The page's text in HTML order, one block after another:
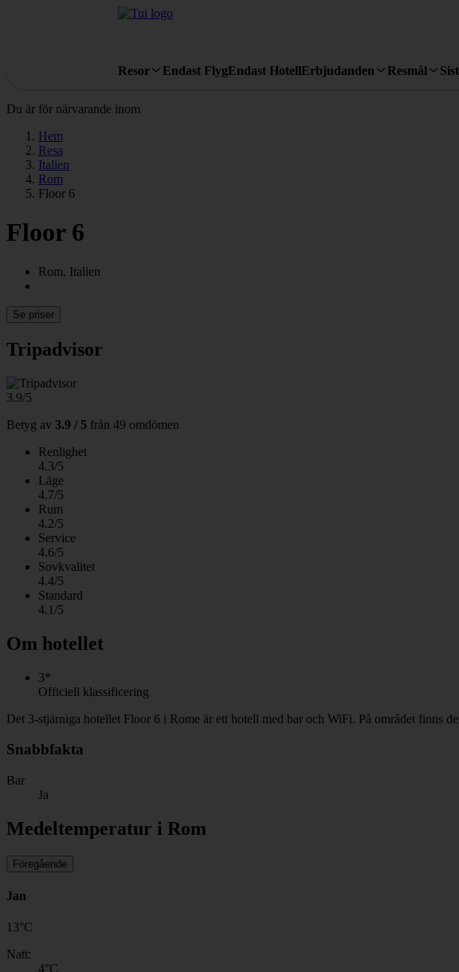
Resor Endast FlygEndast HotellErbjudanden Resmål
Du är för närvarande inom
Hem
Resa
Italien
Rom
Floor 6
Floor 6
Rom, Italien
Se priser
Tripadvisor
3.9/5
Betyg av 3.9 / 5 från 49 omdömen
Renlighet
4.3/5
Läge
4.7/5
Rum
4.2/5
Service
4.6/5
Sovkvalitet
4.4/5
Standard
4.1/5
Om hotellet
3*
Officiell klassificering
Det 3-stjärniga hotellet Floor 6 i Rome är ett hotell med bar och WiFi. På området finns
Snabbfakta
Bar
Ja
Medeltemperatur i Rom
Föregående
Jan
13°C
Natt:
4°C